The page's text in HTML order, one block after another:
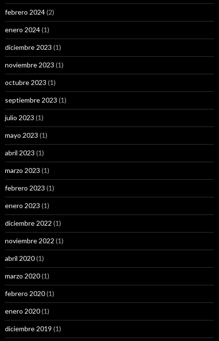
febrero 2024(2)
enero 2024(1)
diciembre 2023 (1)
noviembre 2023 (1)
octubre 2023 (1)
septiembre 2023 (1)
julio 2023 (1)
mayo 2023 (1)
abril 2023 (1)
marzo 2023 (1)
febrero 2023 (1)
enero 2023 (1)
diciembre 2022 (1)
noviembre 2022 (1)
abril 2020(1)
marzo 2020(1)
febrero 2020(1)
enero 2020(1)
diciembre 2019 (1)